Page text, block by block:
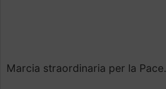
Marcia straordinaria per la Pace.